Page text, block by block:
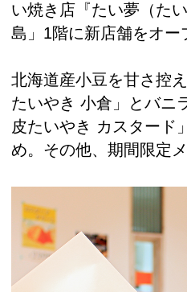
い焼き店『たい夢（た
島」1階に新店舗をオー
北海道産小豆を甘さ控
たいやき 小倉」とバニ
皮たいやき カスタード
め。その他、期間限定